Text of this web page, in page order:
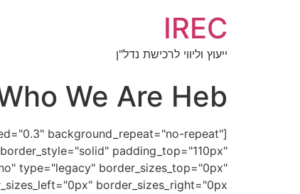
IREC
ייעוץ וליווי לרכישת נדל"ן
We Are Heb
background_repeat="no-repeat"
padding_top="110px"
type="legacy" border_sizes_top="0px"